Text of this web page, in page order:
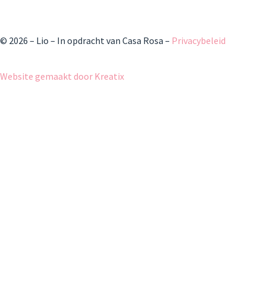
© 2026 – Lio – In opdracht van Casa Rosa – Privacybeleid
Website gemaakt door Kreatix